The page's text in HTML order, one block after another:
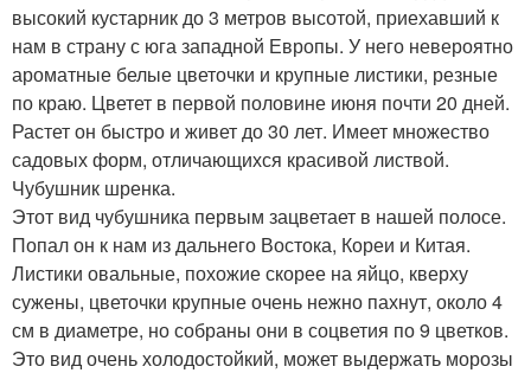
высокий кустарник до 3 метров высотой, приехавший к
нам в страну с юга западной Европы. У него невероятно
ароматные белые цветочки и крупные листики, резные
по краю. Цветет в первой половине июня почти 20 дней.
Растет он быстро и живет до 30 лет. Имеет множество
садовых форм, отличающихся красивой листвой.
Чубушник шренка.
Этот вид чубушника первым зацветает в нашей полосе.
Попал он к нам из дальнего Востока, Кореи и Китая.
Листики овальные, похожие скорее на яйцо, кверху
сужены, цветочки крупные очень нежно пахнут, около 4
см в диаметре, но собраны они в соцветия по 9 цветков.
Это вид очень холодостойкий, может выдержать морозы